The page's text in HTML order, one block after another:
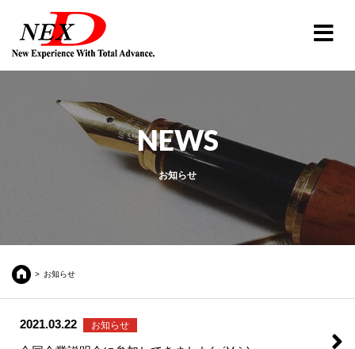
NEWS
お知らせ
お知らせ
2021.03.22 お知らせ